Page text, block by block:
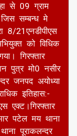
से 09 ग्राम
सम्बन्ध मे
8/21एनडीपीएस
को विधिक
गिरफ्तार
पुत्र मो0 नसीर
जनपद अयोध्या
इतिहास:-
एक्ट।गिरफ्तार
पटेल मय थाना
पूराकलन्दर